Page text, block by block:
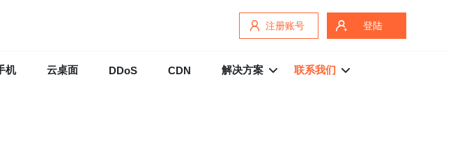
注册账号 登陆
机 云桌面 DDoS CDN 解决方案 联系我们